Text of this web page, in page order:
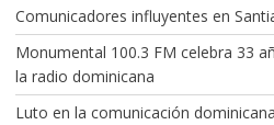
Comunicadores influyentes en
Monumental 100.3 FM celebra 33
la radio dominicana
Luto en la comunicación